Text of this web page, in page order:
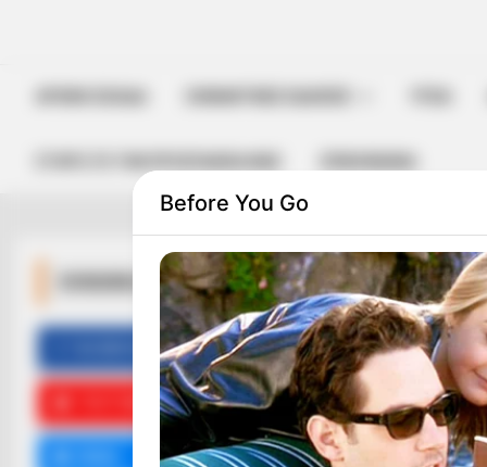
ΚΟΙΝΩΝΙΚΑ ΔΙΚΤΥΑ
ΑΡΈΣΕΙ
ΕΓΓΡΑΦΕΊΤΕ
ΑΚΟΛΟΥΘΉΣΤΕ
Before You Go